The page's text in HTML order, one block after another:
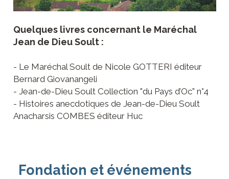
Quelques livres concernant le Maréchal
Jean de Dieu Soult :
- Le Maréchal Soult de Nicole GOTTERI éditeur
Bernard Giovanangeli
- Jean-de-Dieu Soult Collection "du Pays d’Oc" n°4
- Histoires anecdotiques de Jean-de-Dieu Soult
Anacharsis COMBES éditeur Huc
Fondation et événements